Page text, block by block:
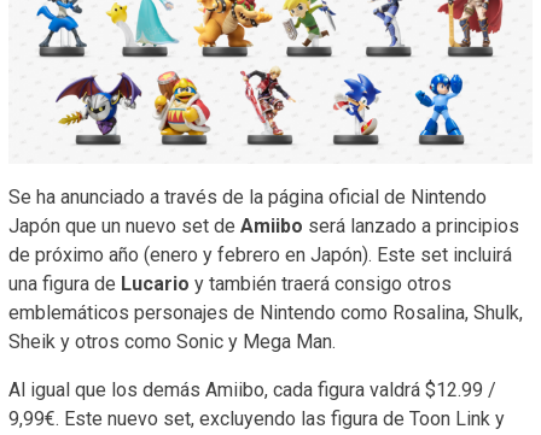
Se ha anunciado a través de la página oficial de Nintendo
Japón que un nuevo set de Amiibo será lanzado a principios
de próximo año (enero y febrero en Japón). Este set incluirá
una figura de Lucario y también traerá consigo otros
emblemáticos personajes de Nintendo como Rosalina, Shulk,
Sheik y otros como Sonic y Mega Man.
Al igual que los demás Amiibo, cada figura valdrá $12.99 /
9,99€. Este nuevo set, excluyendo las figura de Toon Link y